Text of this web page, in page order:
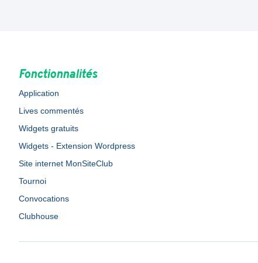
Fonctionnalités
Application
Lives commentés
Widgets gratuits
Widgets - Extension Wordpress
Site internet MonSiteClub
Tournoi
Convocations
Clubhouse